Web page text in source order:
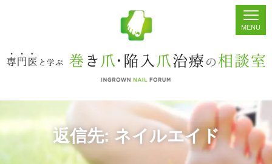
シェア 掲示板 検索
返信先: ネイルエイド